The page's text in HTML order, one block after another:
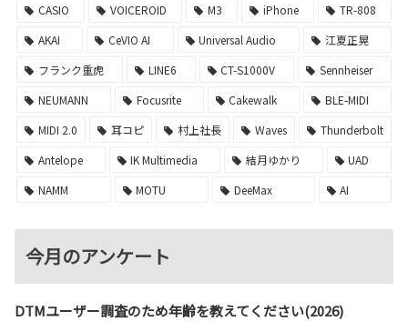
CASIO
VOICEROID M3 iPhone
TR-808
AKAI
CeVIO AI Universal Audio
江夏正晃
フランク重虎
LINE6 CT-S1000V
Sennheiser
NEUMANN
Focusrite Cakewalk
BLE-MIDI
MIDI 2.0
耳コピ 村上社長 Waves
Thunderbolt
Antelope
IK Multimedia 結月ゆかり
UAD
NAMM
MOTU DeeMax AI
今月のアンケート
DTMユーザー調査のため年齢を教えてください(2026)